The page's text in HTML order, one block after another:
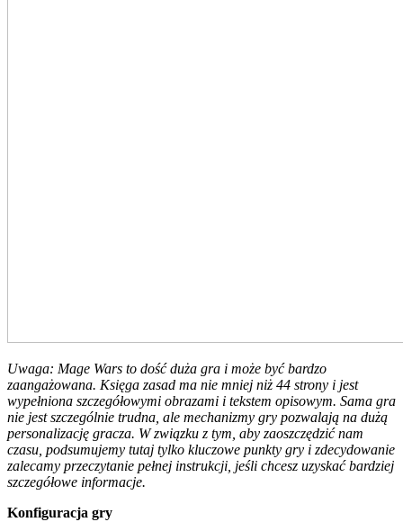
Uwaga: Mage Wars to dość duża gra i może być bardzo
zaangażowana. Księga zasad ma nie mniej niż 44 strony i jest
wypełniona szczegółowymi obrazami i tekstem opisowym. Sama gra
nie jest szczególnie trudna, ale mechanizmy gry pozwalają na dużą
personalizację gracza. W związku z tym, aby zaoszczędzić nam
czasu, podsumujemy tutaj tylko kluczowe punkty gry i zdecydowanie
zalecamy przeczytanie pełnej instrukcji, jeśli chcesz uzyskać bardziej
szczegółowe informacje.
Konfiguracja gry